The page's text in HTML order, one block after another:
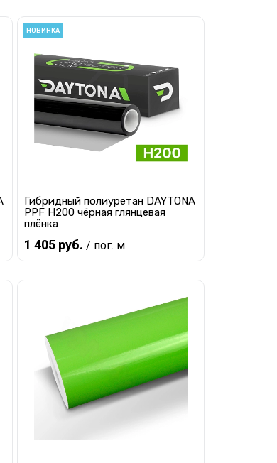
Купить в 1 клик
В избранное В наличии
НОВИНКА
Гибридный полиуретан DAYTONA
PPF H200 чёрная глянцевая
плёнка
1 405 руб. / пог. м.
Купить в 1 клик
В избранное В наличии